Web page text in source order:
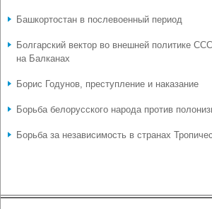
Башкортостан в послевоенный период
Болгарский вектор во внешней политике
на Балканах
Борис Годунов, преступление и наказание
Борьба белорусского народа против
Борьба за независимость в странах